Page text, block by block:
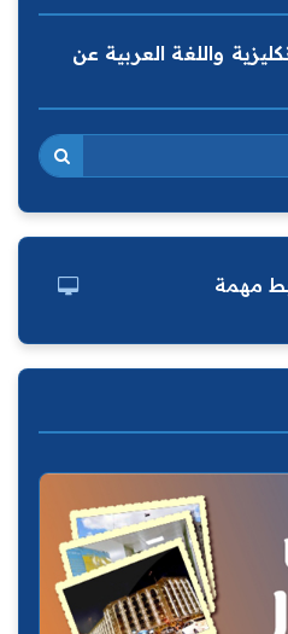
واللغة العربية عن
مهمة